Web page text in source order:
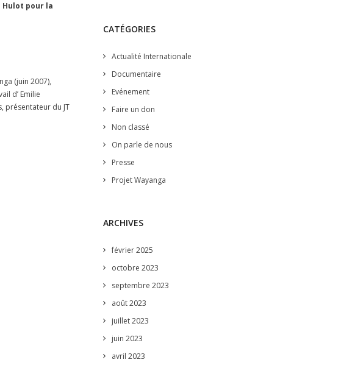
Hulot pour la
(juin 2007),
d’ Emilie
présentateur du JT
CATÉGORIES
Actualité Internationale
Documentaire
Evénement
Faire un don
Non classé
On parle de nous
Presse
Projet Wayanga
ARCHIVES
février 2025
octobre 2023
septembre 2023
août 2023
juillet 2023
juin 2023
avril 2023